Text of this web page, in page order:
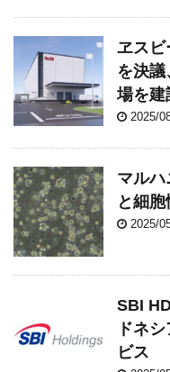
ヱスビ
を決
場を建
2025/
マル
と細
2025/
SBI
ドネ
ビス